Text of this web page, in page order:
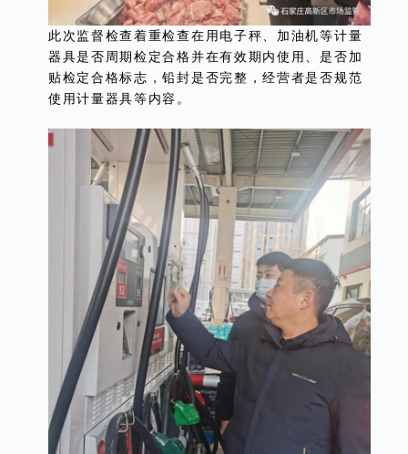
此次监督检查着重检查在用电子秤、加油机等计量
器具是否周期检定合格并在有效期内使用、是否加
贴检定合格标志，铅封是否完整，经营者是否规范
使用计量器具等内容。